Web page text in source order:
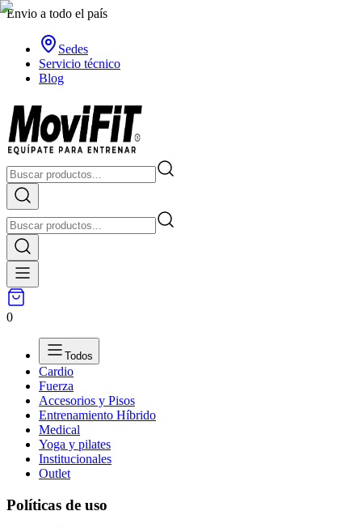
Envio a todo el país
Sedes
Servicio técnico
Blog
0
Todos
Cardio
Fuerza
Accesorios y Pisos
Entrenamiento Híbrido
Medical
Yoga y pilates
Institucionales
Outlet
Políticas de uso